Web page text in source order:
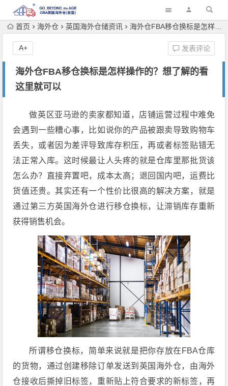
首页 海外仓 英国海外仓储资讯 海外仓FBA移仓换标是怎样操作的？想了解的看这里就可以
海外仓FBA移仓换标是怎样操作的？想了解的看
这里就可以
发表评论
A+
做英区亚马逊的卖家都知道，店铺运营过程中难免
会遇到一些糟心事，比如说你的产品被跟卖导致购物车
丢失，或者因为差评导致库存积压，再或者标签贴错无
法正常入库。这时候最让人头疼的就是仓库里那批货该
怎么办？直接弃置吧，成本太高；退回国内吧，运费比
货值还贵。其实还有一个性价比很高的解决方案，就是
通过第三方英国海外仓进行移仓换标，让滞销库存重新
获得销售机会。
所谓移仓换标，简单来说就是把你存放在FBA仓库
的货物，通过创建移除订单发送到英国海外仓，由海外
仓接收后撕掉旧标签，重新贴上符合要求的新标签，再